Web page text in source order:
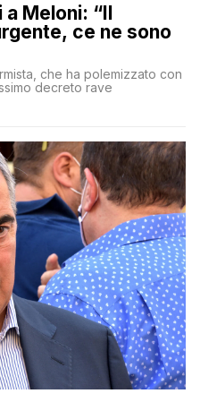
a Meloni: “Il
ce ne sono
che ha polemizzato con
decreto rave